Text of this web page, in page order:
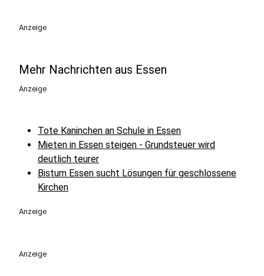
Anzeige
Mehr Nachrichten aus Essen
Anzeige
Tote Kaninchen an Schule in Essen
Mieten in Essen steigen - Grundsteuer wird
deutlich teurer
Bistum Essen sucht Lösungen für geschlossene
Kirchen
Anzeige
Anzeige